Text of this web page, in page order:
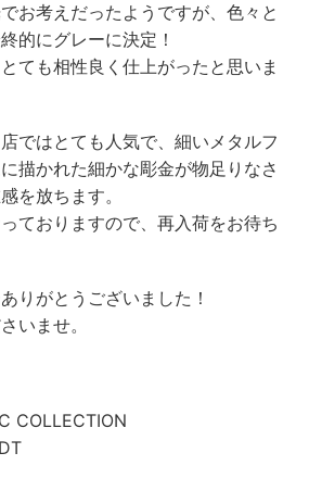
お考えだったようですが、色々と
的にグレーに決定！
ても相性良く仕上がったと思いま
ではとても人気で、細いメタルフ
描かれた細かな彫金が物足りなさ
を放ちます。
っておりますので、再入荷をお待ち
りがとうございました！
いませ。
COLLECTION